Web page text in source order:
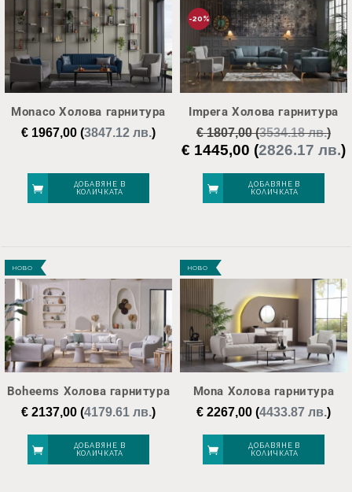
Monaco Холова гарнитура
€ 1967,00 (3847.12 лв.)
ДОБАВЯНЕ В
КОЛИЧКАТА
-20%
Impera Холова гарнитура
€1807,00(3534.18 лв.)
Original
was:
€ 1807,00.
€ 1445,00 (2826.17 лв.)
ДОБАВЯНЕ В
КОЛИЧКАТА
НОВО
Boheems Холова гарнитура
€ 2137,00 (4179.61 лв.)
ДОБАВЯНЕ В
КОЛИЧКАТА
НОВО
Mona Холова гарнитура
€2267,00(4433.87 лв.)
ДОБАВЯНЕ В
КОЛИЧКАТА